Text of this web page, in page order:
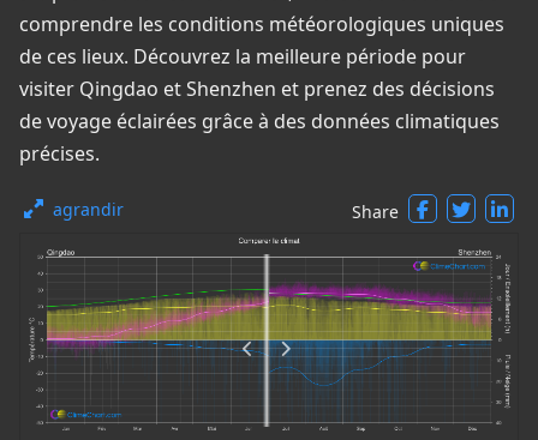
comprendre les conditions météorologiques uniques
de ces lieux. Découvrez la meilleure période pour
visiter Qingdao et Shenzhen et prenez des décisions
de voyage éclairées grâce à des données climatiques
précises.
agrandir Share